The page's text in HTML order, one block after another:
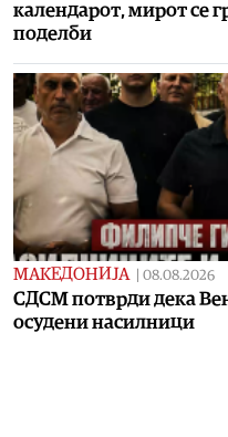
календарот, мирот се
поделби
МАКЕДОНИЈА 08.08.2026
СДСМ потврди дека
осудени насилници